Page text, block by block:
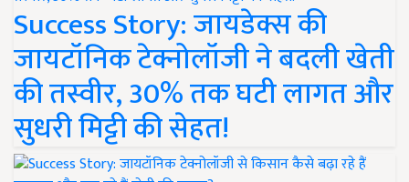
Success Story: जायडेक्स की
जायटॉनिक टेक्नोलॉजी ने बदली खेती
की तस्वीर, 30% तक घटी लागत और
सुधरी मिट्टी की सेहत!